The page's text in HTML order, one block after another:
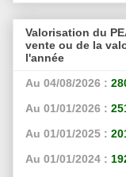
Valorisation du
vente ou de la
l'année
Au 04/08/2026 :
Au 01/01/2026 :
Au 01/01/2025 :
Au 01/01/2024 :